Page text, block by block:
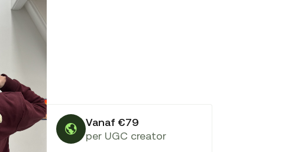
Vanaf €79
per UGC creator